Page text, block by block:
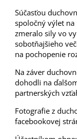
Súčasťou
spoločný výlet na
zmeralo sily vo
sobotňajšieho
na pochopenie
Na záver
dohodli na
partnerských
Fotografie z
facebookovej